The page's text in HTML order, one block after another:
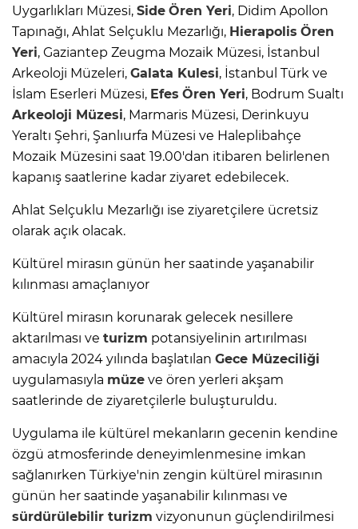
Uygarlıkları Müzesi, Side Ören Yeri, Didim Apollon
Tapınağı, Ahlat Selçuklu Mezarlığı, Hierapolis Ören
Yeri, Gaziantep Zeugma Mozaik Müzesi, İstanbul
Arkeoloji Müzeleri, Galata Kulesi, İstanbul Türk ve
İslam Eserleri Müzesi, Efes Ören Yeri, Bodrum Sualtı
Arkeoloji Müzesi, Marmaris Müzesi, Derinkuyu
Yeraltı Şehri, Şanlıurfa Müzesi ve Haleplibahçe
Mozaik Müzesini saat 19.00'dan itibaren belirlenen
kapanış saatlerine kadar ziyaret edebilecek.
Ahlat Selçuklu Mezarlığı ise ziyaretçilere ücretsiz
olarak açık olacak.
Kültürel mirasın günün her saatinde yaşanabilir
kılınması amaçlanıyor
Kültürel mirasın korunarak gelecek nesillere
aktarılması ve turizm potansiyelinin artırılması
amacıyla 2024 yılında başlatılan Gece Müzeciliği
uygulamasıyla müze ve ören yerleri akşam
saatlerinde de ziyaretçilerle buluşturuldu.
Uygulama ile kültürel mekanların gecenin kendine
özgü atmosferinde deneyimlenmesine imkan
sağlanırken Türkiye'nin zengin kültürel mirasının
günün her saatinde yaşanabilir kılınması ve
sürdürülebilir turizm vizyonunun güçlendirilmesi